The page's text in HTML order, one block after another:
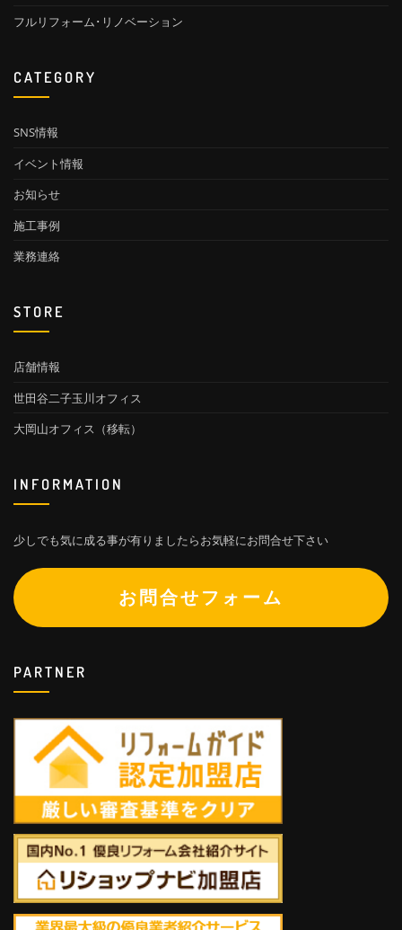
フルリフォーム･リノベーション
CATEGORY
SNS情報
イベント情報
お知らせ
施工事例
業務連絡
STORE
店舗情報
世田谷二子玉川オフィス
大岡山オフィス（移転）
INFORMATION
少しでも気に成る事が有りましたらお気軽にお問合せ下さい
お問合せフォーム
PARTNER